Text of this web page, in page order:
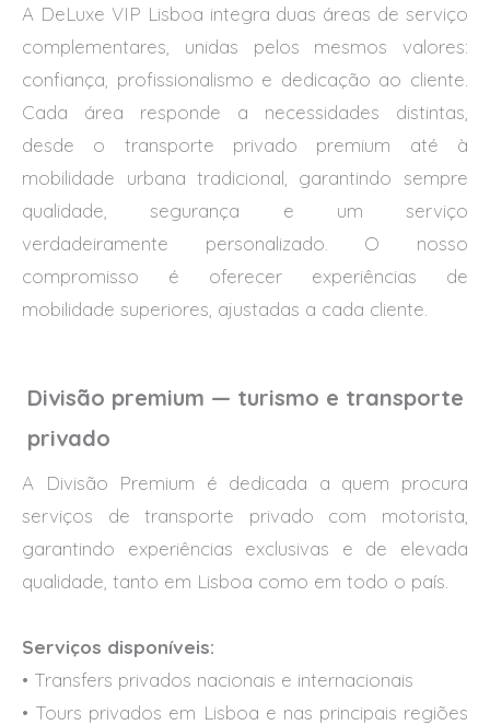
A DeLuxe VIP Lisboa integra duas áreas de serviço
complementares, unidas pelos mesmos valores:
confiança, profissionalismo e dedicação ao cliente.
Cada área responde a necessidades distintas,
desde o transporte privado premium até à
mobilidade urbana tradicional, garantindo sempre
qualidade, segurança e um serviço
verdadeiramente personalizado. O nosso
compromisso é oferecer experiências de
mobilidade superiores, ajustadas a cada cliente.
Divisão premium — turismo e transporte
privado
A Divisão Premium é dedicada a quem procura
serviços de transporte privado com motorista,
garantindo experiências exclusivas e de elevada
qualidade, tanto em Lisboa como em todo o país.
Serviços disponíveis:
• Transfers privados nacionais e internacionais
• Tours privados em Lisboa e nas principais regiões